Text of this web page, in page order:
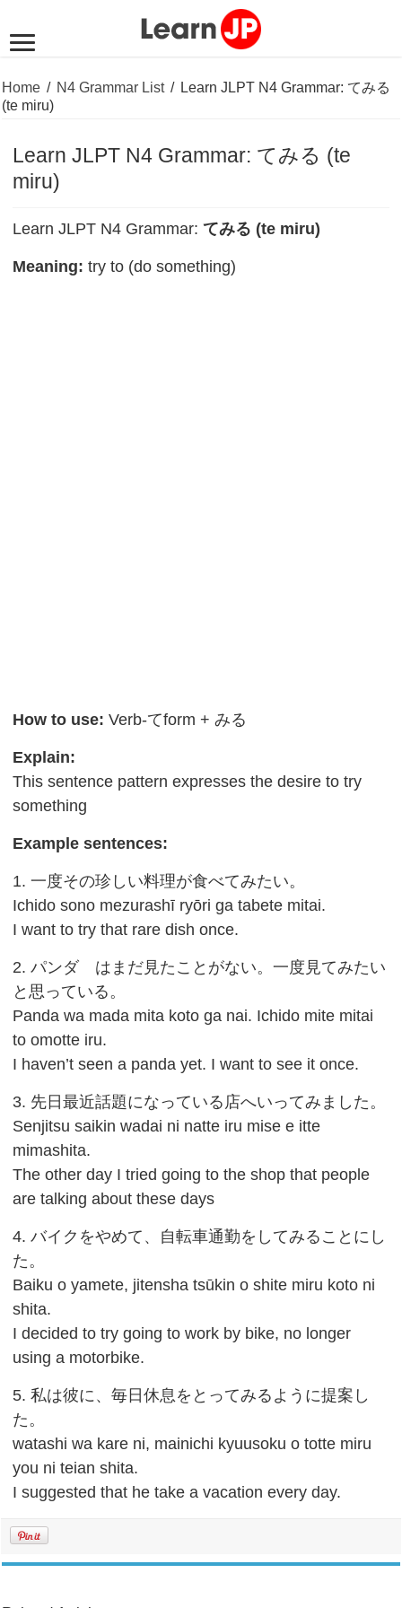
Home / N4 Grammar List / Learn JLPT N4 Grammar: てみる
(te miru)
Learn JLPT N4 Grammar: てみる (te
miru)
Learn JLPT N4 Grammar:てみる (te miru)
Meaning: try to (do something)
How to use: Verb-てform + みる
Explain:
This sentence pattern expresses the desire to try
something
Example sentences:
1. 一度その珍しい料理が食べてみたい。
Ichido sono mezurashī ryōri ga tabete mitai.
I want to try that rare dish once.
2. パンダ はまだ見たことがない。一度見てみたい
と思っている。
Panda wa mada mita koto ga nai. Ichido mite mitai
to omotte iru.
I haven’t seen a panda yet. I want to see it once.
3. 先日最近話題になっている店へいってみました。
Senjitsu saikin wadai ni natte iru mise e itte
mimashita.
The other day I tried going to the shop that people
are talking about these days
4. バイクをやめて、自転車通勤をしてみることにし
た。
Baiku o yamete, jitensha tsūkin o shite miru koto ni
shita.
I decided to try going to work by bike, no longer
using a motorbike.
5. 私は彼に、毎日休息をとってみるように提案し
た。
watashi wa kare ni, mainichi kyuusoku o totte miru
you ni teian shita.
I suggested that he take a vacation every day.